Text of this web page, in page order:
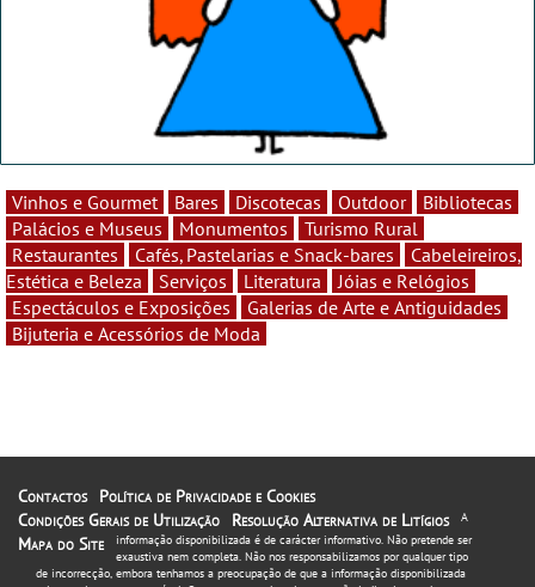
Vinhos e Gourmet Bares Discotecas Outdoor
Bibliotecas
Palácios e Museus
Monumentos
Turismo Rural
Restaurantes
Cafés, Pastelarias e Snack-bares
Cabeleireiros,
Estética e Beleza
Serviços Literatura
Jóias e Relógios
Espectáculos e Exposições
Galerias de Arte e Antiguidades
Bijuteria e Acessórios de Moda
Contactos
Política de Privacidade e Cookies
Condições Gerais de Utilização
Resolução Alternativa de Litígios
Mapa do Site
A
informação disponibilizada é de carácter informativo. Não pretende ser
exaustiva nem completa. Não nos responsabilizamos por qualquer tipo
de incorrecção, embora tenhamos a preocupação de que a informação disponibilizada